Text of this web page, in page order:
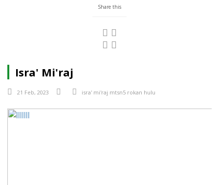
Share this
Isra' Mi'raj
21 Feb, 2023 isra' mi'raj mtsn5 rokan hulu